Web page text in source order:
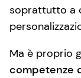
soprattutto a
Ma è proprio
competenze